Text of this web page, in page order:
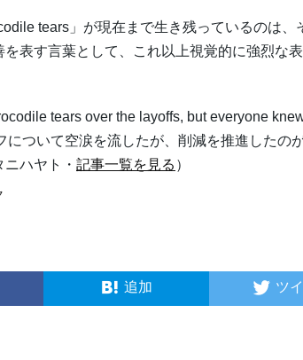
tears」が現在まで生き残っているのは、
表す言葉として、これ以上視覚的に強烈な
tears over the layoffs, but everyone
ついて空涙を流したが、削減を推進したの
ハヤト・ 記事一覧を見る ）
追加 ツ